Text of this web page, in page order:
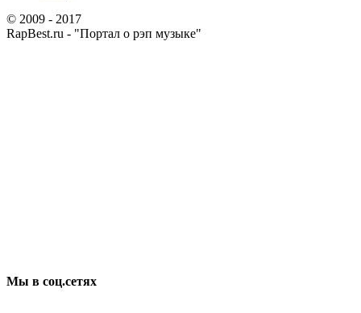
© 2009 - 2017
RapBest.ru - "Портал о рэп музыке"
Мы в соц.сетях